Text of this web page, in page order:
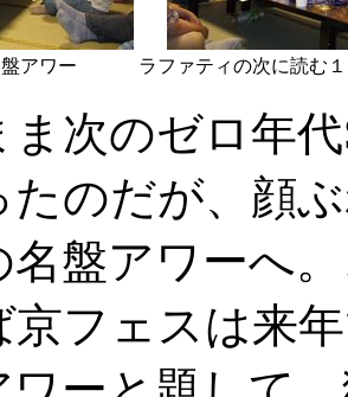
アワー ラファティの次に読む
次のゼロ年
たのだが、顔
名盤アワーへ
京フェスは来